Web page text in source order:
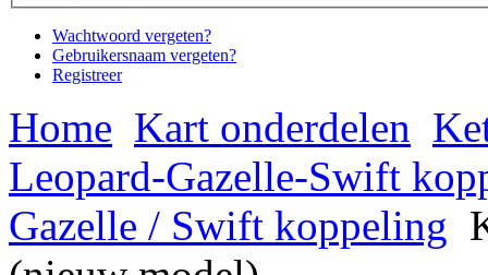
Wachtwoord vergeten?
Gebruikersnaam vergeten?
Registreer
Home Kart onderdelen
Leopard-Gazelle-Swift
Gazelle / Swift koppeling